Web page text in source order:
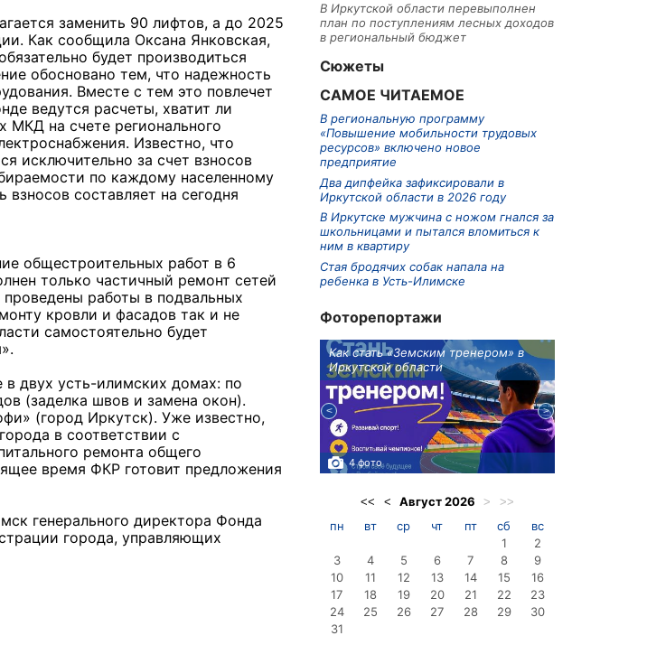
заменить 90 лифтов, а до 2025
Как сообщила Оксана Янковская,
будет производиться
обосновано тем, что надежность
Вместе с тем это повлечет
ведутся расчеты, хватит ли
МКД на счете регионального
Известно, что
исключительно за счет взносов
по каждому населенному
составляет на сегодня
общестроительных работ в 6
только частичный ремонт сетей
работы в подвальных
кровли и фасадов так и не
самостоятельно будет
двух усть-илимских домах: по
(заделка швов и замена окон).
(город Иркутск). Уже известно,
в соответствии с
ремонта общего
время ФКР готовит предложения
генерального директора Фонда
города, управляющих
В Иркутской области перевыполнен
план по поступлениям лесных доходов
в региональный бюджет
Сюжеты
САМОЕ ЧИТАЕМОЕ
В региональную программу
«Повышение мобильности трудовых
ресурсов» включено новое
предприятие
Два дипфейка зафиксировали в
Иркутской области в 2026 году
В Иркутске мужчина с ножом гнался за
школьницами и пытался вломиться к
ним в квартиру
Стая бродячих собак напала на
ребенка в Усть-Илимске
Фоторепортажи
машиностроительное предприятие
из Иркутской области
3 фото
Как стать «Земским тренером» в
Иркутской области
4 фото
<< < Август2026 > >>
пн вт ср чт пт сб
вс
1
2
3
4 5 6 7 8
9
10
11 12 13 14 15
16
17
18 19 20 21 22
23
24
25 26 27 28 29
30
31